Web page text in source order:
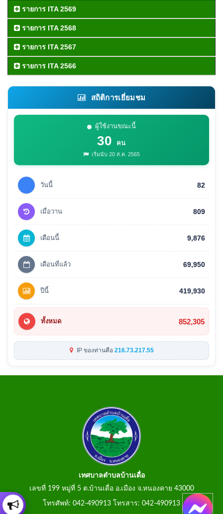
รายการ ITA 2569
รายการ ITA 2568
รายการ ITA 2567
รายการ ITA 2566
สถิติการเยี่ยมชม
ผู้ใช้งานขณะนี้
30 คน
เริ่มนับ 20 ส.ค. 2565
วันนี้ 82
เมื่อวาน 809
เดือนนี้ 9,876
เดือนที่แล้ว 69,950
ปีนี้ 419,930
ทั้งหมด 852,305
IP ของท่านคือ 216.73.217.55
เทศบาลตำบลบ้านเดื่อ
เลขที่ 199 หมู่ที่ 5 ต.บ้านเดื่อ อ.เมือง จ.หนองคาย 43000
โทรศัพท์: 042-490913 โทรสาร: 042-490913